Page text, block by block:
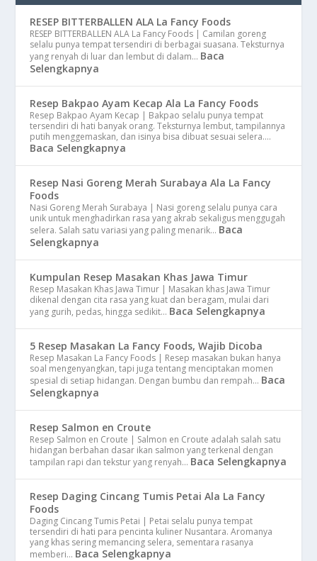
RESEP BITTERBALLEN ALA La Fancy Foods
RESEP BITTERBALLEN ALA La Fancy Foods | Camilan goreng
selalu punya tempat tersendiri di berbagai suasana. Teksturnya
yang renyah di luar dan lembut di dalam… Baca
Selengkapnya
Resep Bakpao Ayam Kecap Ala La Fancy Foods
Resep Bakpao Ayam Kecap | Bakpao selalu punya tempat
tersendiri di hati banyak orang. Teksturnya lembut, tampilannya
putih menggemaskan, dan isinya bisa dibuat sesuai selera.…
Baca Selengkapnya
Resep Nasi Goreng Merah Surabaya Ala La Fancy
Foods
Nasi Goreng Merah Surabaya | Nasi goreng selalu punya cara
unik untuk menghadirkan rasa yang akrab sekaligus menggugah
selera. Salah satu variasi yang paling menarik… Baca
Selengkapnya
Kumpulan Resep Masakan Khas Jawa Timur
Resep Masakan Khas Jawa Timur | Masakan khas Jawa Timur
dikenal dengan cita rasa yang kuat dan beragam, mulai dari
yang gurih, pedas, hingga sedikit… Baca Selengkapnya
5 Resep Masakan La Fancy Foods, Wajib Dicoba
Resep Masakan La Fancy Foods | Resep masakan bukan hanya
soal mengenyangkan, tapi juga tentang menciptakan momen
spesial di setiap hidangan. Dengan bumbu dan rempah… Baca
Selengkapnya
Resep Salmon en Croute
Resep Salmon en Croute | Salmon en Croute adalah salah satu
hidangan berbahan dasar ikan salmon yang terkenal dengan
tampilan rapi dan tekstur yang renyah… Baca Selengkapnya
Resep Daging Cincang Tumis Petai Ala La Fancy
Foods
Daging Cincang Tumis Petai | Petai selalu punya tempat
tersendiri di hati para pencinta kuliner Nusantara. Aromanya
yang khas sering memancing selera, sementara rasanya
memberi… Baca Selengkapnya